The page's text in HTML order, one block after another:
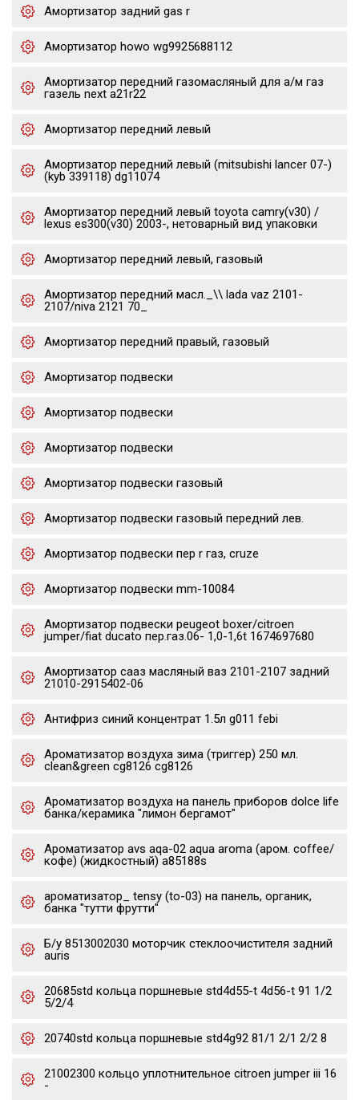
Амортизатор задний gas r
Амортизатор howo wg9925688112
Амортизатор передний газомасляный для а/м газ
газель next a21r22
Амортизатор передний левый
Амортизатор передний левый (mitsubishi lancer 07-)
(kyb 339118) dg11074
Амортизатор передний левый toyota camry(v30) /
lexus es300(v30) 2003-, нетоварный вид упаковки
Амортизатор передний левый, газовый
Амортизатор передний масл._\\ lada vaz 2101-
2107/niva 2121 70_
Амортизатор передний правый, газовый
Амортизатор подвески
Амортизатор подвески
Амортизатор подвески
Амортизатор подвески газовый
Амортизатор подвески газовый передний лев.
Амортизатор подвески пер r газ, cruze
Амортизатор подвески mm-10084
Амортизатор подвески peugeot boxer/citroen
jumper/fiat ducato пер.газ.06- 1,0-1,6t 1674697680
Амортизатор сааз масляный ваз 2101-2107 задний
21010-2915402-06
Антифриз синий концентрат 1.5л g011 febi
Ароматизатор воздуха зима (триггер) 250 мл.
clean&green cg8126 cg8126
Ароматизатор воздуха на панель приборов dolce life
банка/керамика "лимон бергамот"
Ароматизатор avs aqa-02 aqua aroma (аром. coffee/
кофе) (жидкостный) a85188s
ароматизатор_ tensy (to-03) на панель, органик,
банка "тутти фрутти"
Б/у 8513002030 моторчик стеклоочистителя задний
auris
20685std кольца поршневые std4d55-t 4d56-t 91 1/2
5/2/4
20740std кольца поршневые std4g92 81/1 2/1 2/2 8
21002300 кольцо уплотнительное citroen jumper iii 16
-